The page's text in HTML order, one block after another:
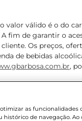
valor válido é o do
fim de garantir o
Os preços,
de bebidas
,
as funcionalidades
de navegação. Ao